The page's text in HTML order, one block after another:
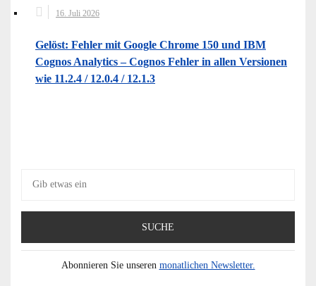
16. Juli 2026
Gelöst: Fehler mit Google Chrome 150 und IBM
Cognos Analytics – Cognos Fehler in allen Versionen
wie 11.2.4 / 12.0.4 / 12.1.3
nach:
Abonnieren Sie unseren monatlichen Newsletter.